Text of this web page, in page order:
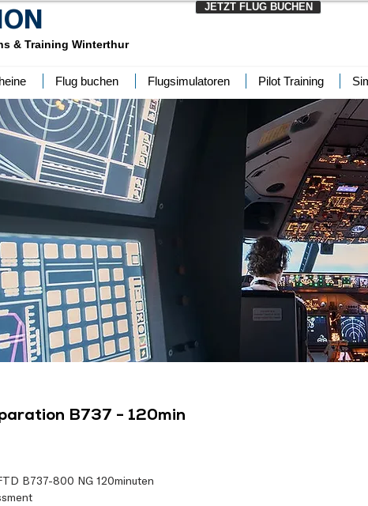
& Training Winterthur
Flug buchen Flugsimulatoren Pilot Training
JETZT FLUG BUCHEN
B737 - 120min
B737-800 NG 120minuten